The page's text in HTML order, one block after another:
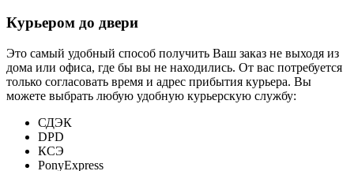
Курьером до двери
Это самый удобный способ получить Ваш заказ не выходя из
дома или офиса, где бы вы не находились. От вас потребуется
только согласовать время и адрес прибытия курьера. Вы
можете выбрать любую удобную курьерскую службу:
СДЭК
DPD
КСЭ
PonyExpress